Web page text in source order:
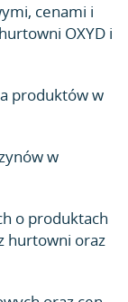
cenami i
OXYD i
produktów w
w
o produktach
hurtowni oraz